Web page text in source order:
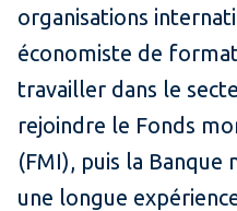
organisations
économiste de
travailler dans le
rejoindre le Fonds
(FMI), puis la Banque
une longue